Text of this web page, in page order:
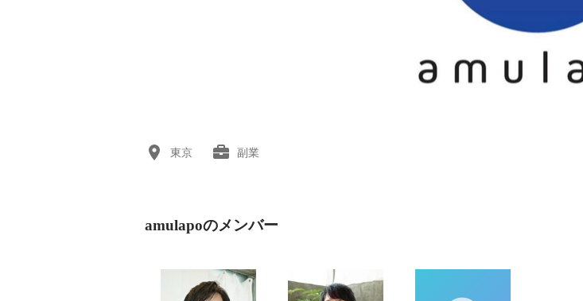
東京 副業
amulapoのメンバー